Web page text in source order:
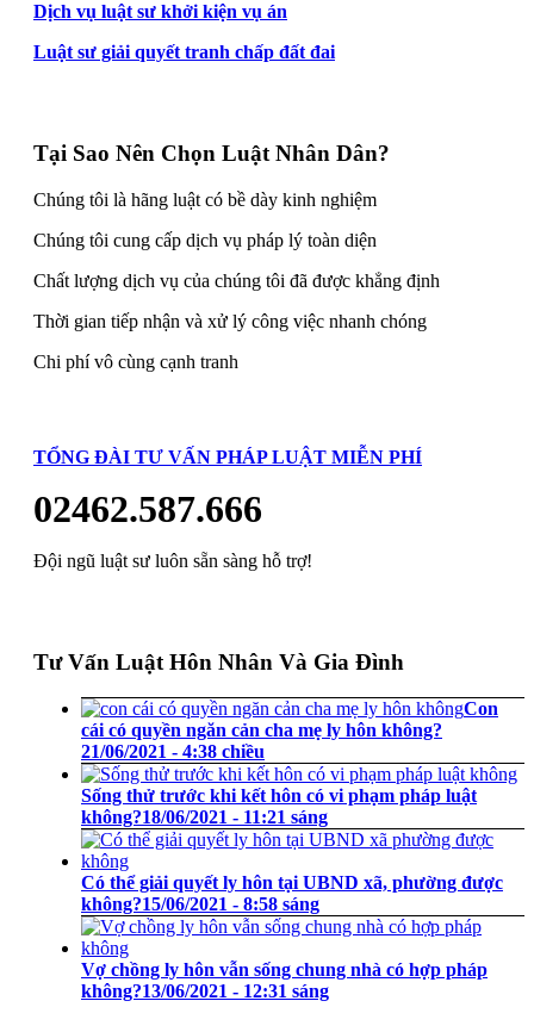
Dịch vụ luật sư khởi kiện vụ án
Luật sư giải quyết tranh chấp đất đai
Tại Sao Nên Chọn Luật Nhân Dân?
Chúng tôi là hãng luật có bề dày kinh nghiệm
Chúng tôi cung cấp dịch vụ pháp lý toàn diện
Chất lượng dịch vụ của chúng tôi đã được khẳng định
Thời gian tiếp nhận và xử lý công việc nhanh chóng
Chi phí vô cùng cạnh tranh
TỔNG ĐÀI TƯ VẤN PHÁP LUẬT MIỄN PHÍ
02462.587.666
Đội ngũ luật sư luôn sẵn sàng hỗ trợ!
Tư Vấn Luật Hôn Nhân Và Gia Đình
Con
cái có quyền ngăn cản cha mẹ ly hôn không?
21/06/2021 - 4:38 chiều
Sống thử trước khi kết hôn có vi phạm pháp luật
không?18/06/2021 - 11:21 sáng
Có thể giải quyết ly hôn tại UBND xã, phường được
không?15/06/2021 - 8:58 sáng
Vợ chồng ly hôn vẫn sống chung nhà có hợp pháp
không?13/06/2021 - 12:31 sáng